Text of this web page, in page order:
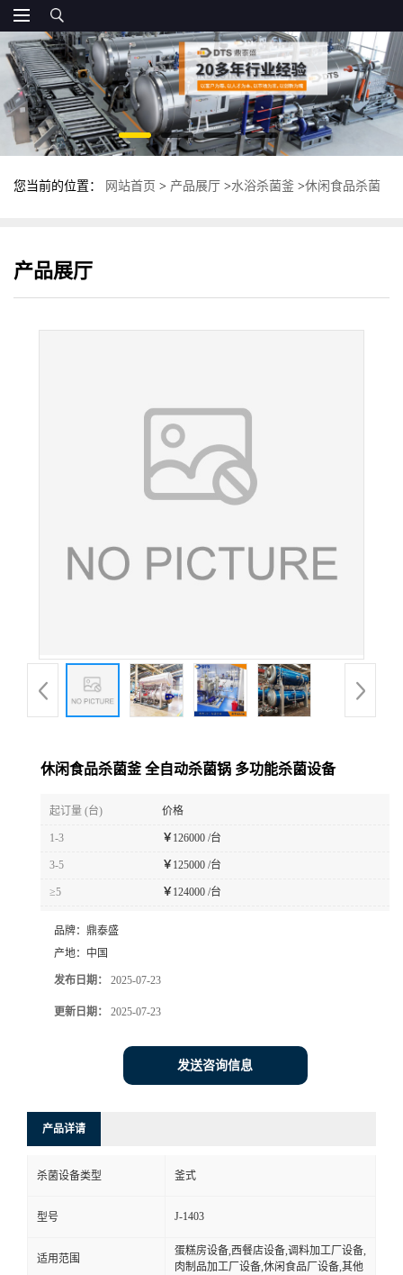
您当前的位置： 网站首页 > 产品展厅 >水浴杀菌釜 >休闲食品杀菌
产品展厅
休闲食品杀菌釜 全自动杀菌锅 多功能杀菌设备
起订量 (台) 价格
1-3 ￥ 126000 /台
3-5 ￥ 125000 /台
≥5 ￥ 124000 /台
品牌： 鼎泰盛
产地： 中国
发布日期： 2025-07-23
更新日期： 2025-07-23
发送咨询信息
产品详请
杀菌设备类型 釜式
型号 J-1403
适用范围
蛋糕房设备,西餐店设备,调料加工厂设备,
肉制品加工厂设备,休闲食品厂设备,其他